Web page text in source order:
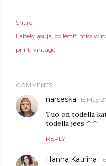
Share
Labels: asuja collectif miss
print vintage
COMMENTS
narseska 15 May
Tuo on todella
todella jees ^^
REPLY
Hanna Katriina